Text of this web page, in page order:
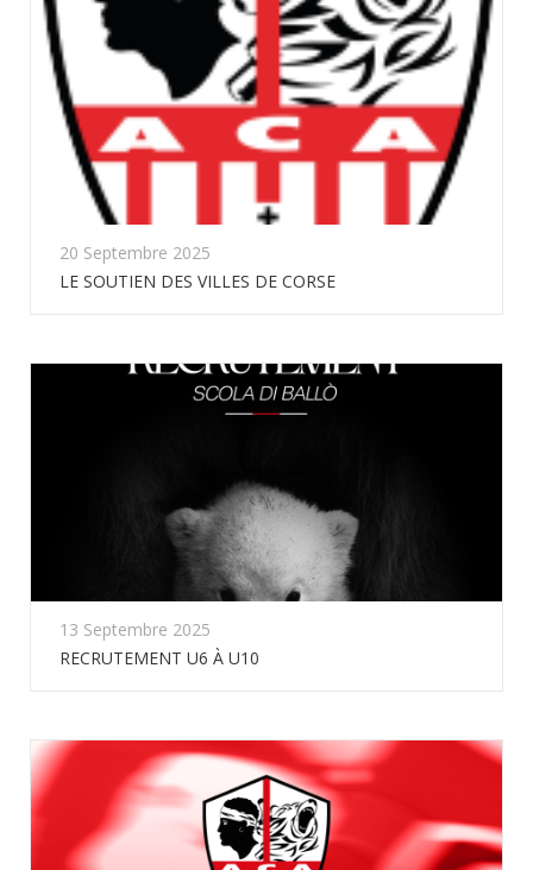
20 Septembre 2025
LE SOUTIEN DES VILLES DE CORSE
13 Septembre 2025
RECRUTEMENT U6 À U10